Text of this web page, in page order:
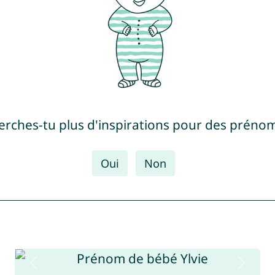
tu plus d'inspirations pour des
Oui Non